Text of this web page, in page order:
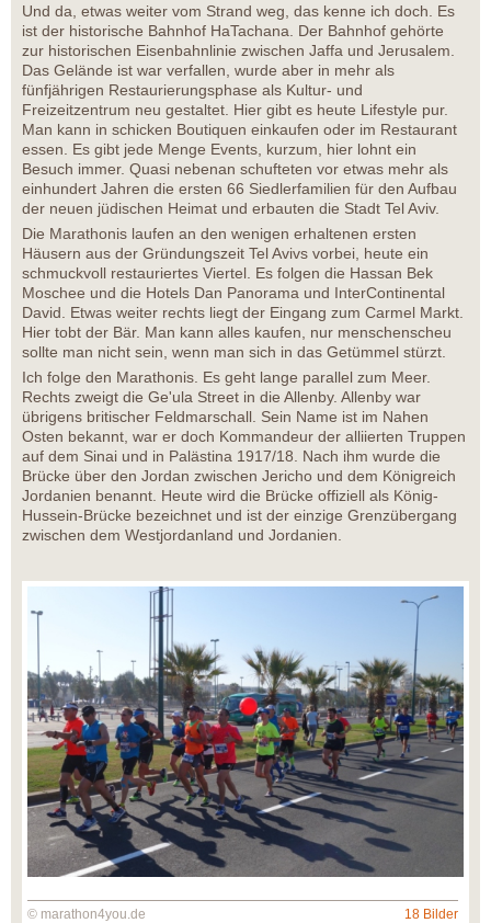
Und da, etwas weiter vom Strand weg, das kenne ich doch. Es
ist der historische Bahnhof HaTachana. Der Bahnhof gehörte
zur historischen Eisenbahnlinie zwischen Jaffa und Jerusalem.
Das Gelände ist war verfallen, wurde aber in mehr als
fünfjährigen Restaurierungsphase als Kultur- und
Freizeitzentrum neu gestaltet. Hier gibt es heute Lifestyle pur.
Man kann in schicken Boutiquen einkaufen oder im Restaurant
essen. Es gibt jede Menge Events, kurzum, hier lohnt ein
Besuch immer. Quasi nebenan schufteten vor etwas mehr als
einhundert Jahren die ersten 66 Siedlerfamilien für den Aufbau
der neuen jüdischen Heimat und erbauten die Stadt Tel Aviv.
Die Marathonis laufen an den wenigen erhaltenen ersten
Häusern aus der Gründungszeit Tel Avivs vorbei, heute ein
schmuckvoll restauriertes Viertel. Es folgen die Hassan Bek
Moschee und die Hotels Dan Panorama und InterContinental
David. Etwas weiter rechts liegt der Eingang zum Carmel Markt.
Hier tobt der Bär. Man kann alles kaufen, nur menschenscheu
sollte man nicht sein, wenn man sich in das Getümmel stürzt.
Ich folge den Marathonis. Es geht lange parallel zum Meer.
Rechts zweigt die Ge'ula Street in die Allenby. Allenby war
übrigens britischer Feldmarschall. Sein Name ist im Nahen
Osten bekannt, war er doch Kommandeur der alliierten Truppen
auf dem Sinai und in Palästina 1917/18. Nach ihm wurde die
Brücke über den Jordan zwischen Jericho und dem Königreich
Jordanien benannt. Heute wird die Brücke offiziell als König-
Hussein-Brücke bezeichnet und ist der einzige Grenzübergang
zwischen dem Westjordanland und Jordanien.
© marathon4you.de 18 Bilder